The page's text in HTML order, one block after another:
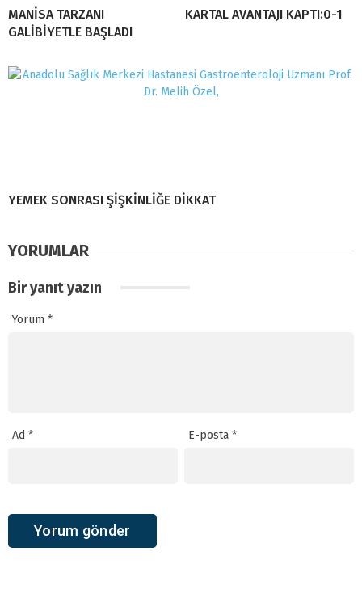
MANİSA TARZANI
GALİBİYETLE BAŞLADI
KARTAL AVANTAJI KAPTI:0-1
YEMEK SONRASI ŞİŞKİNLİĞE DİKKAT
YORUMLAR
Bir yanıt yazın
Yorum *
Ad * E-posta*